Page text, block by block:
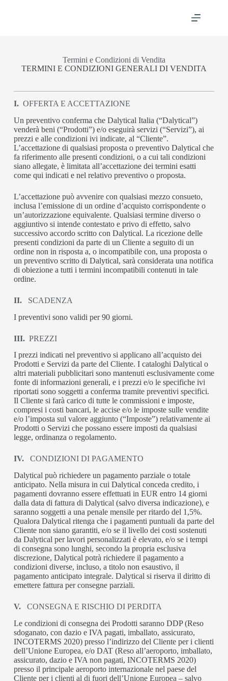
Termini e Condizioni di Vendita
TERMINI E CONDIZIONI GENERALI DI VENDITA
I. OFFERTA E ACCETTAZIONE
Un preventivo conferma che Dalytical Italia (“Dalytical”)
venderà beni (“Prodotti”) e/o eseguirà servizi (“Servizi”), ai
prezzi e alle condizioni ivi indicate, al “Cliente”.
L’accettazione di qualsiasi proposta o preventivo Dalytical che
fa riferimento alle presenti condizioni, o a cui tali condizioni
siano allegate, è limitata all’accettazione dei termini esatti
come qui indicati e nel relativo preventivo o proposta.
L’accettazione può avvenire con qualsiasi mezzo consueto,
inclusa l’emissione di un ordine d’acquisto corrispondente o
un’autorizzazione equivalente. Qualsiasi termine diverso o
aggiuntivo si intende contestato e privo di effetto, salvo
successivo accordo scritto con Dalytical. La ricezione delle
presenti condizioni da parte di un Cliente a seguito di un
ordine non in risposta a, o incompatibile con, una proposta o
un preventivo scritto di Dalytical, sarà considerata una notifica
di obiezione a tutti i termini incompatibili contenuti in tale
ordine.
II. SCADENZA
I preventivi sono validi per 90 giorni.
III. PREZZI
I prezzi indicati nel preventivo si applicano all’acquisto dei
Prodotti e Servizi da parte del Cliente. I cataloghi Dalytical o
altri materiali pubblicitari sono mantenuti esclusivamente come
fonte di informazioni generali, e i prezzi e/o le specifiche ivi
riportati sono soggetti a conferma tramite preventivi specifici.
Il Cliente si farà carico di tutte le commissioni e imposte,
compresi i costi bancari, le accise e/o le imposte sulle vendite
e/o l’imposta sul valore aggiunto (“Imposte”) relativamente ai
Prodotti o Servizi che possano essere imposti da qualsiasi
legge, ordinanza o regolamento.
IV. CONDIZIONI DI PAGAMENTO
Dalytical può richiedere un pagamento parziale o totale
anticipato. Nella misura in cui Dalytical conceda credito, i
pagamenti dovranno essere effettuati in EUR entro 14 giorni
dalla data di fattura di Dalytical (salvo diversa indicazione), e
saranno soggetti a una penale mensile per ritardo del 1,5%.
Qualora Dalytical ritenga che i pagamenti puntuali da parte del
Cliente non siano garantiti, e/o se il livello dei costi sostenuti
da Dalytical per lavori personalizzati è elevato, e/o se i tempi
di consegna sono lunghi, secondo la propria esclusiva
discrezione, Dalytical potrà richiedere il pagamento a
condizioni diverse, incluso, a titolo non esaustivo, il
pagamento anticipato integrale. Dalytical si riserva il diritto di
emettere fattura per consegne parziali.
V. CONSEGNA E RISCHIO DI PERDITA
Le condizioni di consegna dei Prodotti saranno DDP (Reso
sdoganato, con dazio e IVA pagati, imballato, assicurato,
INCOTERMS 2020) presso l’indirizzo del Cliente per i clienti
dell’Unione Europea, e/o DAT (Reso all’aeroporto, imballato,
assicurato, dazio e IVA non pagati, INCOTERMS 2020)
presso il principale aeroporto internazionale nel paese del
Cliente per i clienti al di fuori dell’Unione Europea – salvo